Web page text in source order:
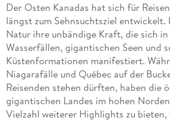
Der Osten Kanadas hat sich für
längst zum Sehnsuchtsziel
Natur ihre unbändige Kraft, die sich
Wasserfällen, gigantischen Seen und
Küstenformationen manifestiert.
Niagarafälle und Québec auf der
Reisenden stehen dürften, haben die
gigantischen Landes im hohen
Vielzahl weiterer Highlights zu bieten,